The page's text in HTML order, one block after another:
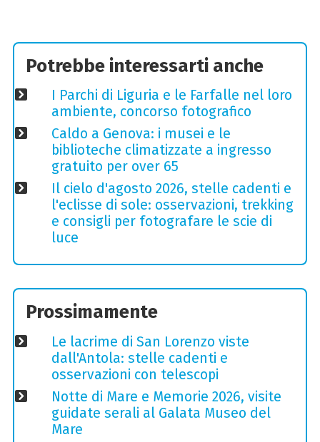
Potrebbe interessarti anche
I Parchi di Liguria e le Farfalle nel loro
ambiente, concorso fotografico
Caldo a Genova: i musei e le
biblioteche climatizzate a ingresso
gratuito per over 65
Il cielo d'agosto 2026, stelle cadenti e
l'eclisse di sole: osservazioni, trekking
e consigli per fotografare le scie di
luce
Prossimamente
Le lacrime di San Lorenzo viste
dall'Antola: stelle cadenti e
osservazioni con telescopi
Notte di Mare e Memorie 2026, visite
guidate serali al Galata Museo del
Mare